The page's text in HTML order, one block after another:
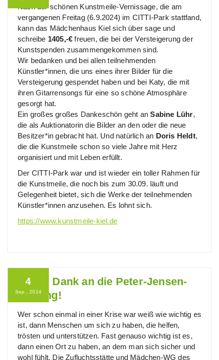
Nach der schönen Kunstmeile-Vernissage, die am
vergangenen Freitag (6.9.2024) im CITTI-Park stattfand,
kann das Mädchenhaus Kiel sich über sage und
schreibe 1405,-€ freuen, die bei der Versteigerung der
Kunstspenden zusammengekommen sind.
Wir bedanken und bei allen teilnehmenden
Künstler*innen, die uns eines ihrer Bilder für die
Versteigerung gespendet haben und bei Katy, die mit
ihren Gitarrensongs für eine so schöne Atmosphäre
gesorgt hat.
Ein großes großes Dankeschön geht anSabine Lühr,
die als Auktionatorin die Bilder an den oder die neue
Besitzer*in gebracht hat. Und natürlich an Doris Heldt,
die die Kunstmeile schon so viele Jahre mit Herz
organisiert und mit Leben erfüllt.
Der CITTI-Park war und ist wieder ein toller Rahmen für
die Kunstmeile, die noch bis zum 30.09. läuft und
Gelegenheit bietet, sich die Werke der teilnehmenden
Künstler*innen anzusehen. Es lohnt sich.
https://www.kunstmeile-kiel.de
4
Sep., 2024
Vielen Dank an die Peter-Jensen-
Stiftung!
Wer schon einmal in einer Krise war weiß wie wichtig es
ist, dann Menschen um sich zu haben, die helfen,
trösten und unterstützen. Fast genauso wichtig ist es,
dann einen Ort zu haben, an dem man sich sicher und
wohl fühlt. Die Zufluchtsstätte und Mädchen-WG des